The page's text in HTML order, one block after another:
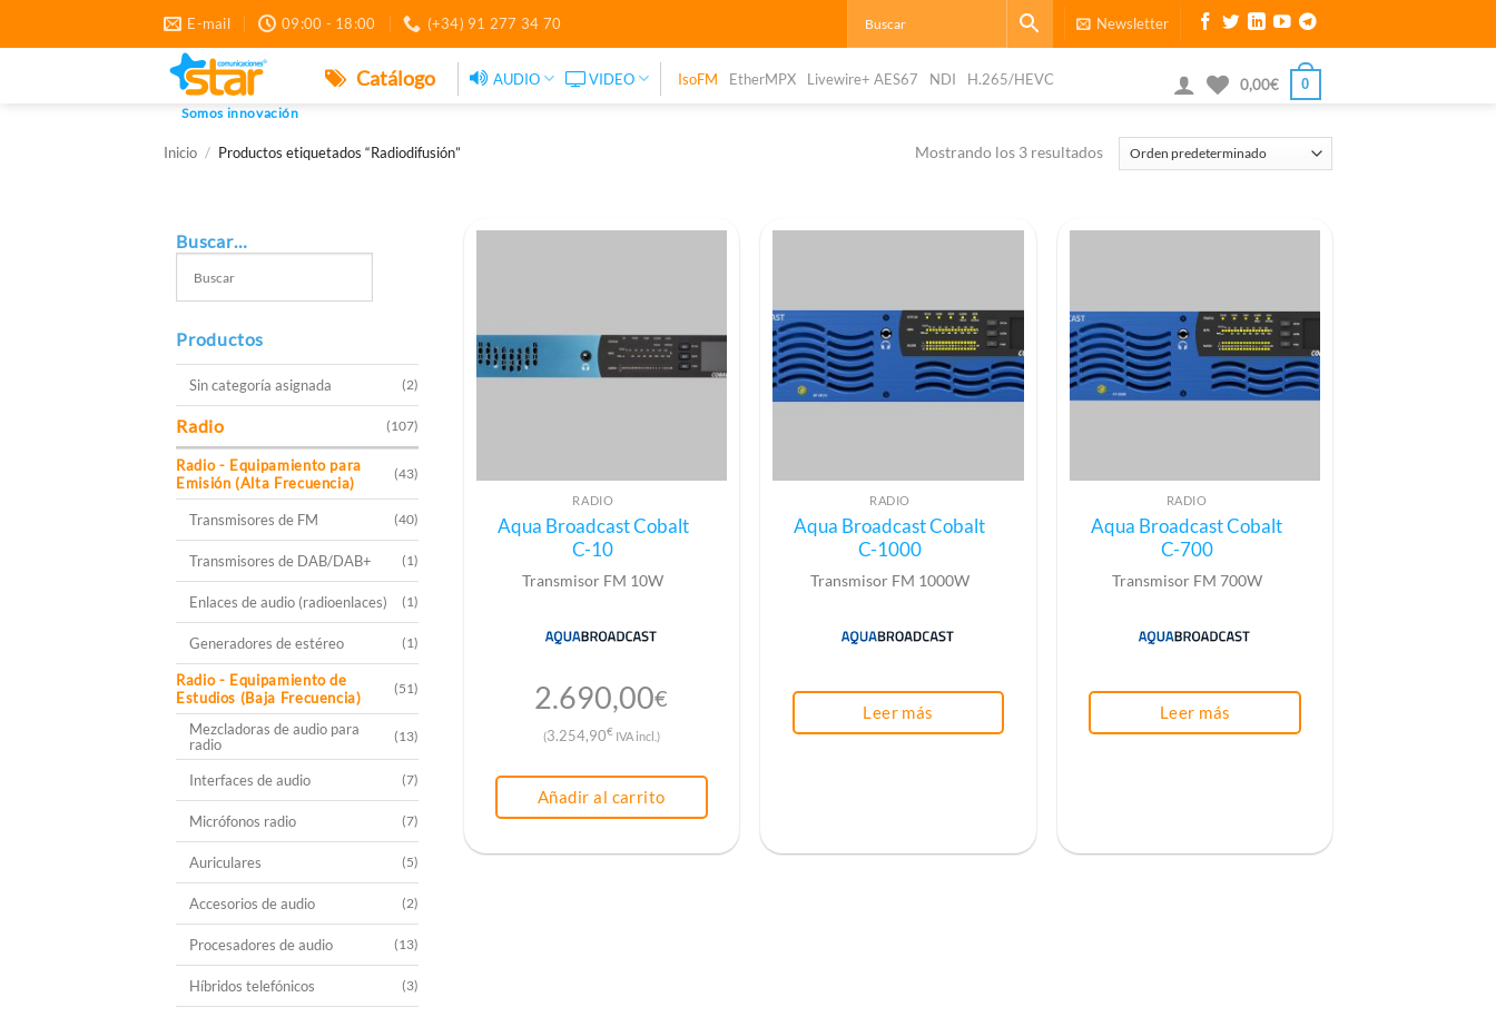
contenido
E-mail 09:00 - 18:00 (+34) 91 277 34 70 Newsletter
Somos innovación
Catálogo AUDIO VIDEO IsoFM EtherMPX Livewire+ AES67 NDI H.265/HEVC 0,00€ 0
Inicio / Productos etiquetados “Radiodifusión” Mostrando los 3 resultados
Buscar…
Productos
Sin categoría asignada (2)
Radio (107)
Radio - Equipamiento para
Emisión (Alta Frecuencia)
(43)
Transmisores de FM (40)
Transmisores de DAB/DAB+ (1)
Enlaces de audio (radioenlaces) (1)
Generadores de estéreo (1)
Radio - Equipamiento de
Estudios (Baja Frecuencia)
(51)
Mezcladoras de audio para
radio
(13)
Interfaces de audio (7)
Micrófonos radio (7)
Auriculares (5)
Accesorios de audio (2)
Procesadores de audio (13)
Híbridos telefónicos (3)
RADIO
Aqua Broadcast Cobalt
C-10
Transmisor FM 10W
2.690,00€
(3.254,90€IVA incl.)
Añadir al carrito
RADIO
Aqua Broadcast Cobalt
C-1000
Transmisor FM 1000W
Leer más
RADIO
Aqua Broadcast Cobalt
C-700
Transmisor FM 700W
Leer más